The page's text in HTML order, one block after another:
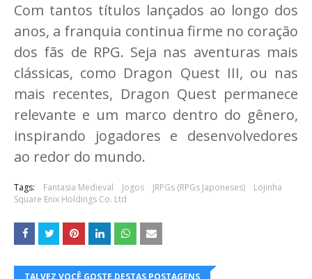
Com tantos títulos lançados ao longo dos
anos, a franquia continua firme no coração
dos fãs de RPG. Seja nas aventuras mais
clássicas, como Dragon Quest III, ou nas
mais recentes, Dragon Quest permanece
relevante e um marco dentro do gênero,
inspirando jogadores e desenvolvedores
ao redor do mundo.
Tags: Fantasia Medieval Jogos JRPGs (RPGs Japoneses)
Lojinha
Square Enix Holdings Co. Ltd